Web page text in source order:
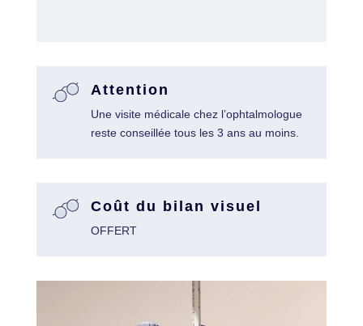
Attention
Une visite médicale chez l’ophtalmologue
reste conseillée tous les 3 ans au moins.
Coût du bilan visuel
OFFERT